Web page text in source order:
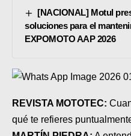
[NACIONAL] Motul
soluciones para el
EXPOMOTO AAP 2026
REVISTA MOTOTEC:
qué te refieres